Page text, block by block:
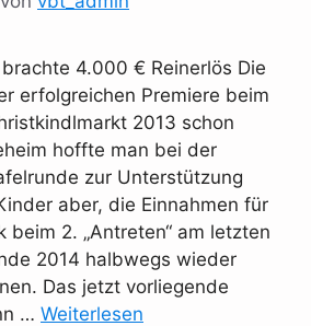
4.000 € Reinerlös Die
erfolgreichen Premiere beim
2013 schon
hoffte man bei der
zur Unterstützung
aber, die Einnahmen für
beim 2. „Antreten“ am letzten
2014 halbwegs wieder
Das jetzt vorliegende
… Weiterlesen